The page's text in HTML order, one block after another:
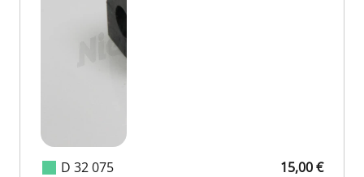
D 32 075 15,00 €